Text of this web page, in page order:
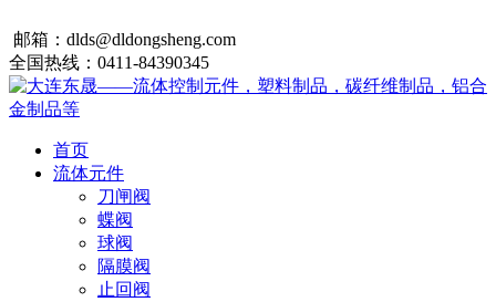
邮箱：dlds@dldongsheng.com
全国热线：0411-84390345
首页
流体元件
刀闸阀
蝶阀
球阀
隔膜阀
止回阀